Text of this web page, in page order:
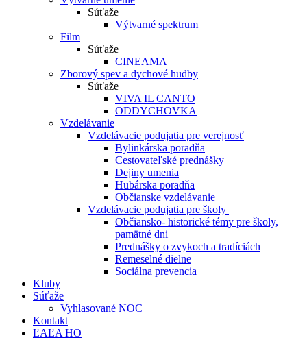
Súťaže
Výtvarné spektrum
Film
Súťaže
CINEAMA
Zborový spev a dychové hudby
Súťaže
VIVA IL CANTO
ODDYCHOVKA
Vzdelávanie
Vzdelávacie podujatia pre verejnosť
Bylinkárska poradňa
Cestovateľské prednášky
Dejiny umenia
Hubárska poradňa
Občianske vzdelávanie
Vzdelávacie podujatia pre školy
Občiansko- historické témy pre školy,
pamätné dni
Prednášky o zvykoch a tradíciách
Remeselné dielne
Sociálna prevencia
Kluby
Súťaže
Vyhlasované NOC
Kontakt
ĽAĽA HO